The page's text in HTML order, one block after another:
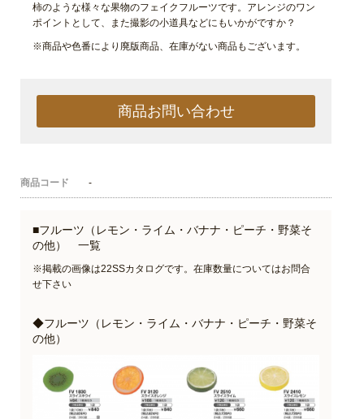
柿のような様々な果物のフェイクフルーツです。アレンジのワン
ポイントとして、また撮影の小道具などにもいかがですか？
※商品や色番により廃版商品、在庫がない商品もございます。
商品お問い合わせ
商品コード -
■フルーツ（レモン・ライム・バナナ・ピーチ・野菜そ
の他） 一覧
※掲載の画像は22SSカタログです。在庫数量についてはお問合
せ下さい
◆フルーツ（レモン・ライム・バナナ・ピーチ・野菜そ
の他）